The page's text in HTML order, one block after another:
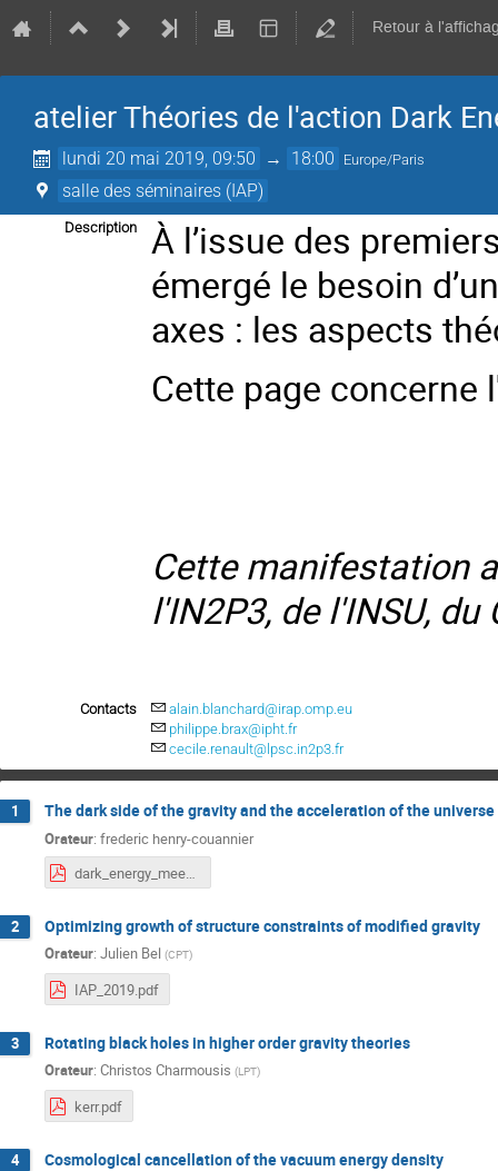
Retour à
atelier Théories de l'action Dark
lundi 20 mai 2019, 09:50 → 18:00 Europe/Paris
salle des séminaires (IAP)
Description
À l’issue des
émergé le besoin
axes : les aspects
Cette page concerne
Cette manifestation
l'IN2P3, de l'INSU, du
Contacts
alain.blanchard@irap.omp.eu
philippe.brax@ipht.fr
cecile.renault@lpsc.in2p3.fr
1 The dark side of the gravity and the acceleration of the universe
Orateur: frederic henry-couannier
dark_energy_meeting.pdf
2 Optimizing growth of structure constraints of modified gravity
Orateur: Julien Bel (CPT)
IAP_2019.pdf
3 Rotating black holes in higher order gravity theories
Orateur: Christos Charmousis (LPT)
kerr.pdf
4 Cosmological cancellation of the vacuum energy density